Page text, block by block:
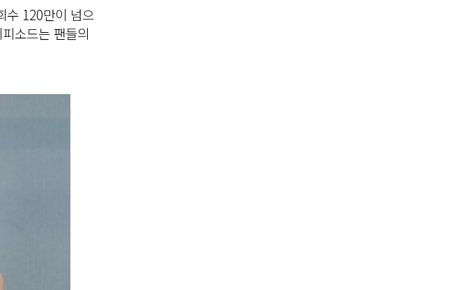
수 120만이 넘으
소드는 팬들의